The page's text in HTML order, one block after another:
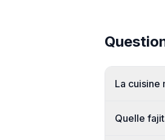
La cuisine
Quelle